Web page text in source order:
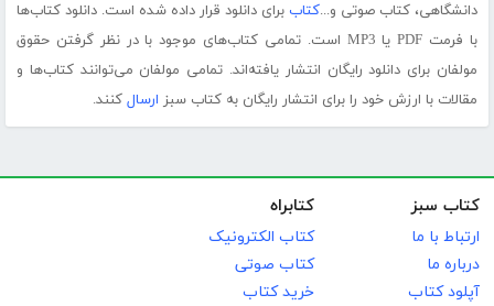
دانشگاهی، کتاب صوتی و...کتاب برای دانلود قرار داده شده است. دانلود کتاب‌ها
با فرمت PDF یا MP3 است. تمامی کتاب‌های موجود با در نظر گرفتن حقوق
مولفان برای دانلود رایگان انتشار یافته‌اند. تمامی مولفان می‌توانند کتاب‌ها و
مقالات با ارزش خود را برای انتشار رایگان به کتاب سبز ارسال کنند.
کتاب سبز
ارتباط با ما
درباره ما
آپلود کتاب
کتابراه
کتاب الکترونیک
کتاب صوتی
خرید کتاب